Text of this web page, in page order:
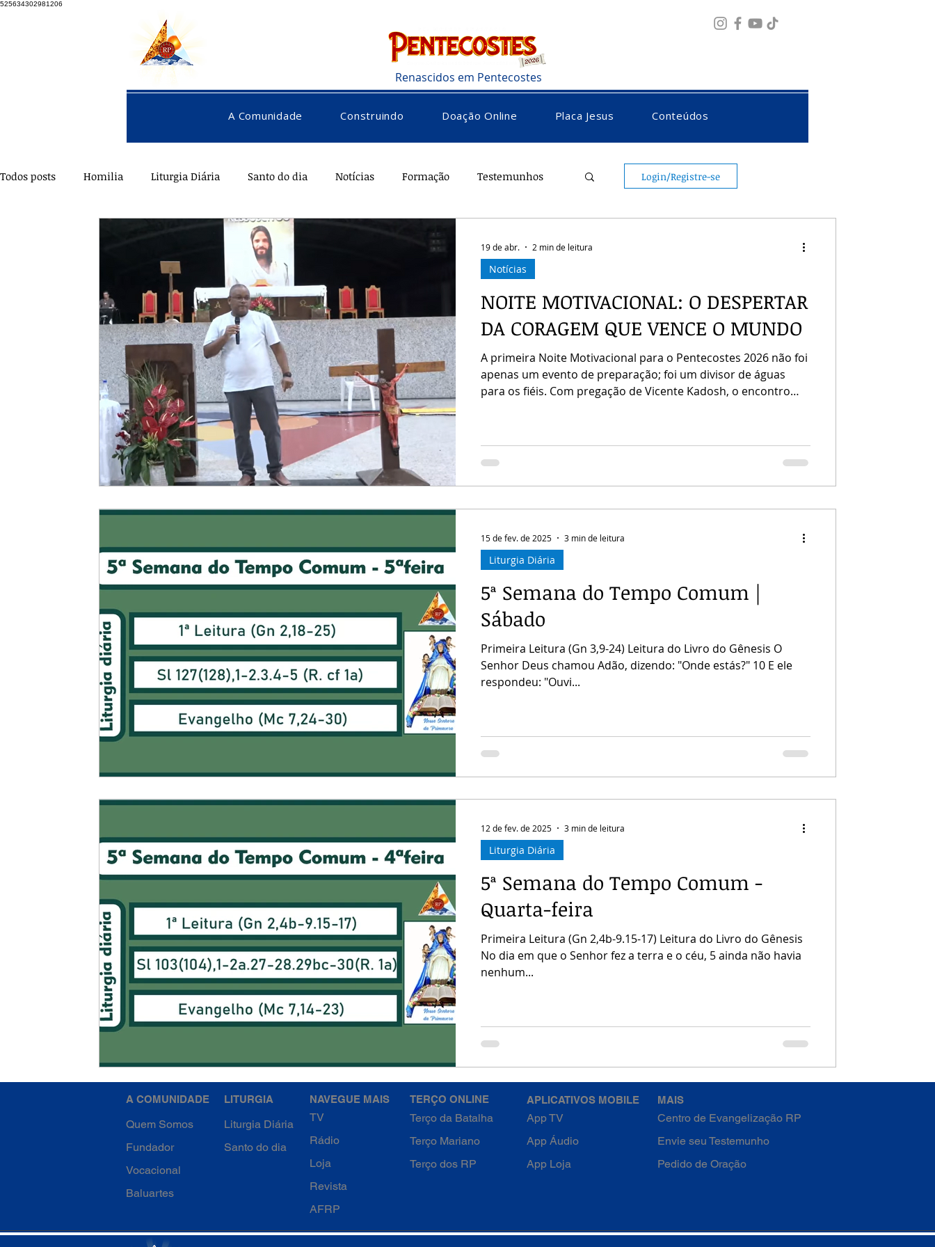
525634302981206
Renascidos em Pentecostes
A Comunidade Construindo Doação Online Placa Jesus Conteúdos
Todos posts Homilia Liturgia Diária Santo do dia Notícias Formação Testemunhos
Orações Saúde
Login/Registre-se
NOITE MOTIVACIONAL: O DESPERTAR
DA CORAGEM QUE VENCE O MUNDO
A primeira Noite Motivacional para o Pentecostes 2026 não foi
apenas um evento de preparação; foi um divisor de águas
para os fiéis. Com pregação de Vicente Kadosh, o encontro
entrega e reflexão. Vicente Kadosh trouxe mensagens
caminhada cristã sob a ótica d
Notícias
19 de abr. 2 min de leitura
5ª Semana do Tempo Comum |
Sábado
Primeira Leitura (Gn 3,9-24) Leitura do Livro do Gênesis O
Senhor Deus chamou Adão, dizendo: "Onde estás?" 10 E ele
respondeu: "Ouvi...
Liturgia Diária
15 de fev. de 2025 3 min de leitura
5ª Semana do Tempo Comum -
Quarta-feira
Primeira Leitura (Gn 2,4b-9.15-17) Leitura do Livro do Gênesis
No dia em que o Senhor fez a terra e o céu, 5 ainda não havia
nenhum...
Liturgia Diária
12 de fev. de 2025 3 min de leitura
A COMUNIDADE
Quem Somos
Fundador
Vocacional
Baluartes
LITURGIA
Liturgia Diária
Santo do dia
NAVEGUE MAIS
TV
Rádio
Loja
Revista
AFRP
TERÇO ONLINE
Terço da Batalha
Terço Mariano
Terço dos RP
APLICATIVOS MOBILE
App TV
App Áudio
App Loja
MAIS
Centro de Evangelização RP
Envie seu Testemunho
Pedido de Oração